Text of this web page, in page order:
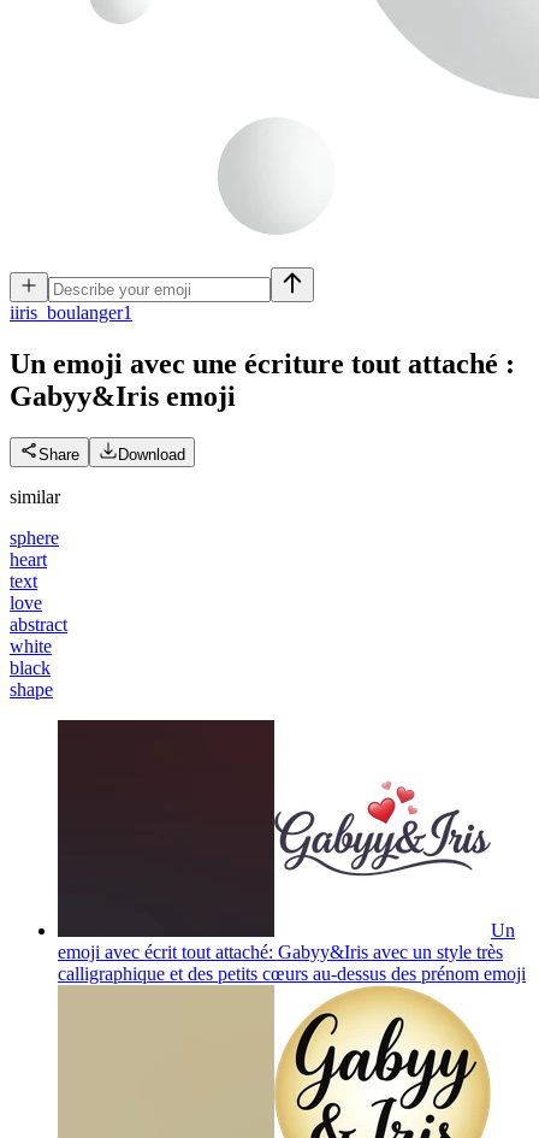
iiris_boulanger1
Un emoji avec une écriture tout attaché :
Gabyy&Iris emoji
Share Download
similar
sphere
heart
text
love
abstract
white
black
shape
Un
emoji avec écrit tout attaché: Gabyy&Iris avec un style très
calligraphique et des petits cœurs au-dessus des prénom emoji